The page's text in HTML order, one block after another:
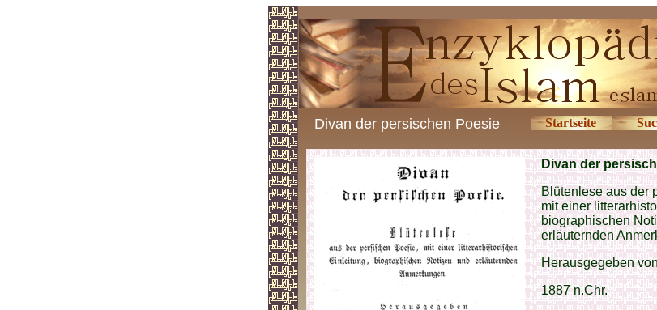
Divan der persischen Poesie Startseite
Divan der
Blütenlese aus der
mit einer
biographischen
erläuternden
Herausgegeben
1887 n.Chr.